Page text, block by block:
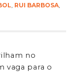
RUI BARBOSA,
no
vaga para o